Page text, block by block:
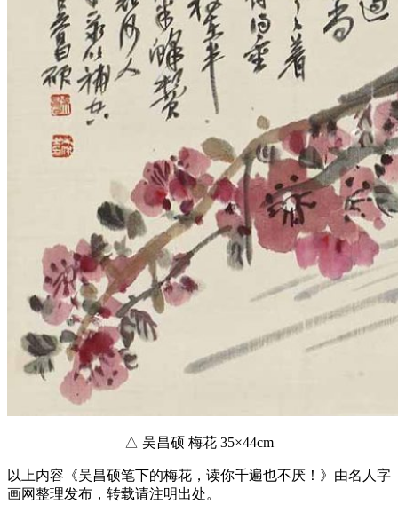
△ 吴昌硕 梅花 35×44cm
以上内容《吴昌硕笔下的梅花，读你千遍也不厌！》由名人字
画网整理发布，转载请注明出处。